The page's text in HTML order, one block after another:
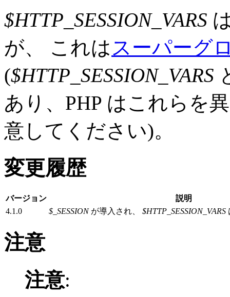
$HTTP_SESSION_VARS
が、 これは スーパーグ
($HTTP_SESSION_VARS
あり、PHP はこれらを
意してください)。
変更履歴
バージョン
説明
4.1.0
$_SESSIONが導入され、 $HTTP_SESSION_VARS
注意
注意: